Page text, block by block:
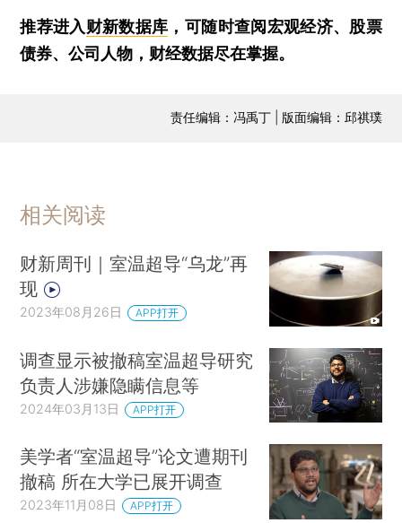
推荐进入财新数据库 ，可随时查阅宏观经济、股票
债券、公司人物，财经数据尽在掌握。
责任编辑：冯禹丁 | 版面编辑：邱祺璞
相关阅读
财新周刊｜室温超导“乌龙”再
现
2023年08月26日 APP打开
调查显示被撤稿室温超导研究
负责人涉嫌隐瞒信息等
2024年03月13日 APP打开
美学者“室温超导”论文遭期刊
撤稿 所在大学已展开调查
2023年11月08日 APP打开